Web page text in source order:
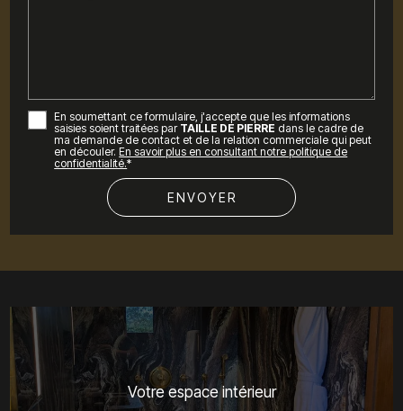
En soumettant ce formulaire, j'accepte que les informations
saisies soient traitées par TAILLE DE PIERRE dans le cadre de
ma demande de contact et de la relation commerciale qui peut
en découler. En savoir plus en consultant notre politique de
confidentialité.*
Votre espace intérieur